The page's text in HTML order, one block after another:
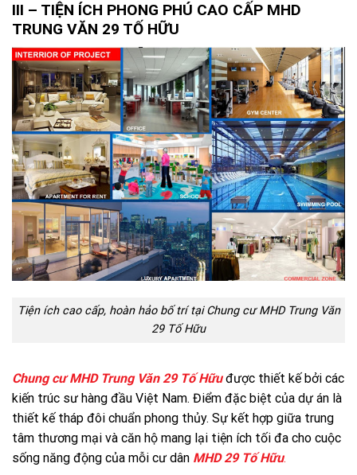
III – TIỆN ÍCH PHONG PHÚ CAO CẤP MHD
TRUNG VĂN 29 TỐ HỮU
Tiện ích cao cấp, hoàn hảo bố trí tại Chung cư MHD Trung Văn
29 Tố Hữu
Chung cư MHD Trung Văn 29 Tố Hữu được thiết kế bởi các
kiến trúc sư hàng đầu Việt Nam. Điểm đặc biệt của dự án là
thiết kế tháp đôi chuẩn phong thủy. Sự kết hợp giữa trung
tâm thương mại và căn hộ mang lại tiện ích tối đa cho cuộc
sống năng động của mỗi cư dân MHD 29 Tố Hữu.